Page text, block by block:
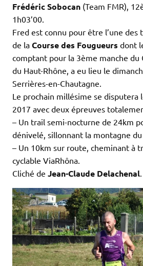
Frédéric Sobocan (Team FMR),
1h03’00.
Fred est connu pour être l’une des
de la Course des Fougueurs dont
comptant pour la 3ème manche du
du Haut-Rhône, a eu lieu le
Serrières-en-Chautagne.
Le prochain millésime se disputera
2017 avec deux épreuves
– Un trail semi-nocturne de 24km
dénivelé, sillonnant la montagne du
– Un 10km sur route, cheminant à
cyclable ViaRhôna.
Cliché de Jean-Claude Delachenal